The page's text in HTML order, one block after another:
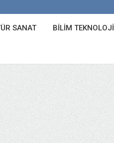
SANAT BILIM TEKNOLOJI